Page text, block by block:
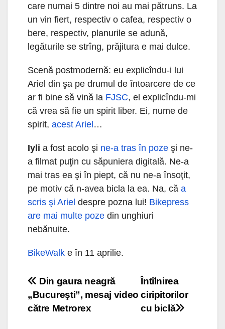
care numai 5 dintre noi au mai pătruns. La
un vin fiert, respectiv o cafea, respectiv o
bere, respectiv, planurile se adună,
legăturile se strîng, prăjitura e mai dulce.
Scenă postmodernă: eu explicîndu-i lui
Ariel din şa pe drumul de întoarcere de ce
ar fi bine să vină la FJSC, el explicîndu-mi
că vrea să fie un spirit liber. Ei, nume de
spirit, acest Ariel …
Iyli a fost acolo şi ne-a tras în poze şi ne-
a filmat puţin cu săpuniera digitală. Ne-a
mai tras ea şi în piept, că nu ne-a însoţit,
pe motiv că n-avea bicla la ea. Na, că a
scris şi Ariel despre pozna lui! Bikepress
are mai multe poze din unghiuri
nebănuite.
BikeWalk e în 11 aprilie.
Navigare
în
Întîlnirea
ciripitorilor
cu biclă
Din gaura neagră
„Bucureşti”, mesaj video
către Metrorex